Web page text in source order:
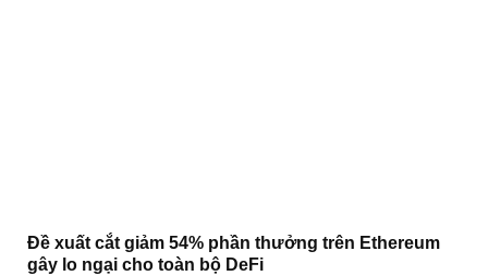
Đề xuất cắt giảm 54% phần thưởng trên Ethereum
gây lo ngại cho toàn bộ DeFi